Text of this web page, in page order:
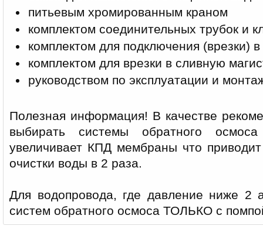
питьевым хромированным краном
комплектом соединительных трубок и
комплектом для подключения (врезки)
комплектом для врезки в сливную
руководством по эксплуатации и
Полезная информация! В качестве
выбирать системы обратного
увеличивает КПД мембраны что
очистки воды в 2 раза.
Для водопровода, где давление ниже 2
систем обратного осмоса ТОЛЬКО с